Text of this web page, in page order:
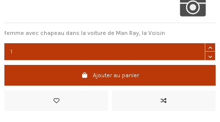
femme avec chapeau dans la voiture de Man Ray, la Voisin
Ajouter au panier